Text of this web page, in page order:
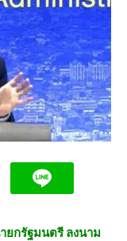
ยกรัฐมนตรี ลงนาม